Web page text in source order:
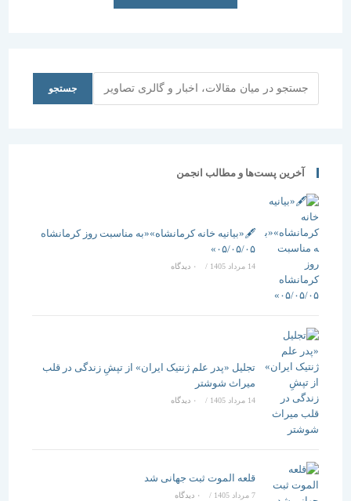
جستجو
آخرین پست‌ها و مطالب انجمن
🖋️«بیانیه خانه کرمانشاه»«به مناسبت روز کرمانشاه
۰۵/۰۵/۰۵»
/ ۰ دیدگاه
تجلیل «پدر علم ژنتیک ایران» از تپشِ زندگی در قلب
میراث شوشتر
14 مرداد 1405 / ۰ دیدگاه
قلعه الموت ثبت جهانی شد
/ ۰ دیدگاه